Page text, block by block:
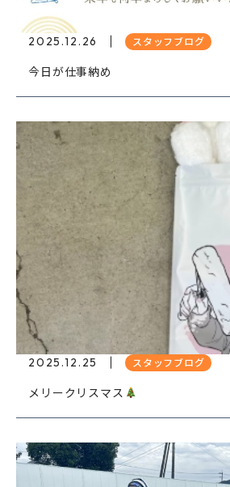
2025.12.26 スタッフブログ
今日が仕事納め
2025.12.25 スタッフブログ
メリークリスマス